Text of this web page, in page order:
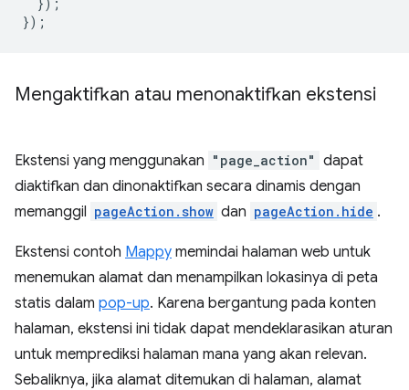
});
Mengaktifkan atau menonaktifkan ekstensi
Ekstensi yang menggunakan "page_action" dapat
diaktifkan dan dinonaktifkan secara dinamis dengan
memanggil pageAction.show dan pageAction.hide .
Ekstensi contoh Mappy memindai halaman web untuk
menemukan alamat dan menampilkan lokasinya di peta
statis dalam pop-up. Karena bergantung pada konten
halaman, ekstensi ini tidak dapat mendeklarasikan aturan
untuk memprediksi halaman mana yang akan relevan.
Sebaliknya, jika alamat ditemukan di halaman, alamat